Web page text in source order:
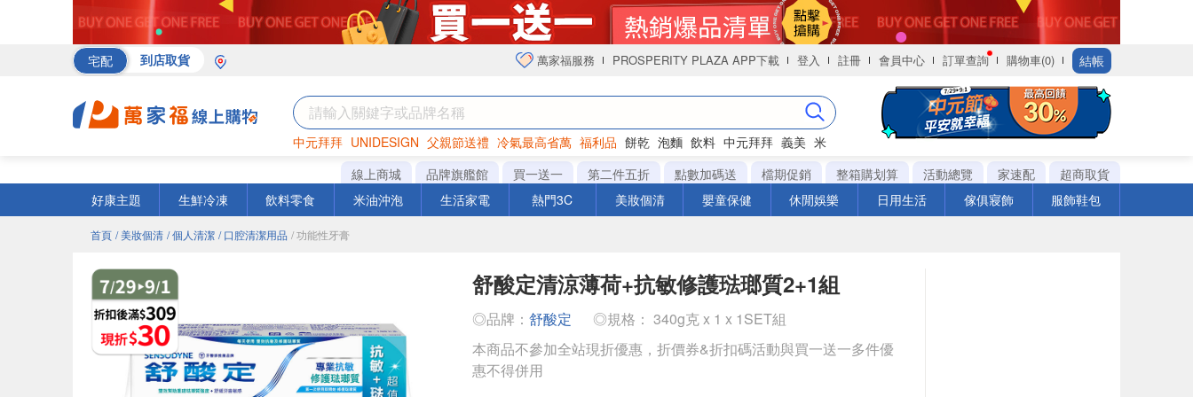
宅配 到店取貨 萬家福服務 PROSPERITY PLAZA APP下載 登入 註冊 會員中心 訂單查詢 購物車(0) 結帳
中元拜拜 UNIDESIGN 父親節送禮 冷氣最高省萬 福利品 餅乾 泡麵 飲料 中元拜拜 義美 米
巧克力 罐頭 衛生紙
線上商城 品牌旗艦館 買一送一 第二件五折 點數加碼送 檔期促銷 整箱購划算 活動總覽 家速配
超商取貨
好康主題
生鮮冷凍 飲料零食 米油沖泡 生活家電 熱門3C 美妝個清 嬰童保健 休閒娛樂 日用生活 傢俱寢飾 服飾鞋包
首頁 / 美妝個清 / 個人清潔 / 口腔清潔用品 / 功能性牙膏
舒酸定清涼薄荷+抗敏修護琺瑯質2+1組
◎品牌： 舒酸定
◎規格： 340g克 x 1 x 1SET組
本商品不參加全站現折優惠，折價券&折扣碼活動與買一送一多件優
惠不得併用